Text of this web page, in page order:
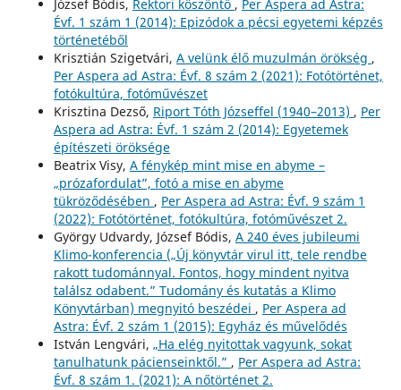
József Bódis, Rektori köszöntő , Per Aspera ad Astra:
Évf. 1 szám 1 (2014): Epizódok a pécsi egyetemi képzés
történetéből
Krisztián Szigetvári, A velünk élő muzulmán örökség ,
Per Aspera ad Astra: Évf. 8 szám 2 (2021): Fotótörténet,
fotókultúra, fotóművészet
Krisztina Dezső, Riport Tóth Józseffel (1940–2013) , Per
Aspera ad Astra: Évf. 1 szám 2 (2014): Egyetemek
építészeti öröksége
Beatrix Visy, A fénykép mint mise en abyme –
„prózafordulat”, fotó a mise en abyme
tükröződésében , Per Aspera ad Astra: Évf. 9 szám 1
(2022): Fotótörténet, fotókultúra, fotóművészet 2.
György Udvardy, József Bódis, A 240 éves jubileumi
Klimo-konferencia („Új könyvtár virul itt, tele rendbe
rakott tudománnyal. Fontos, hogy mindent nyitva
találsz odabent.” Tudomány és kutatás a Klimo
Könyvtárban) megnyitó beszédei , Per Aspera ad
Astra: Évf. 2 szám 1 (2015): Egyház és művelődés
István Lengvári, „Ha elég nyitottak vagyunk, sokat
tanulhatunk pácienseinktől.” , Per Aspera ad Astra:
Évf. 8 szám 1. (2021): A nőtörténet 2.